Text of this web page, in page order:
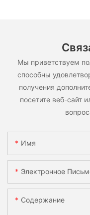
Мы приветствуем
способны
получения
посетите веб-сайт
Имя
Электронное
Содержание